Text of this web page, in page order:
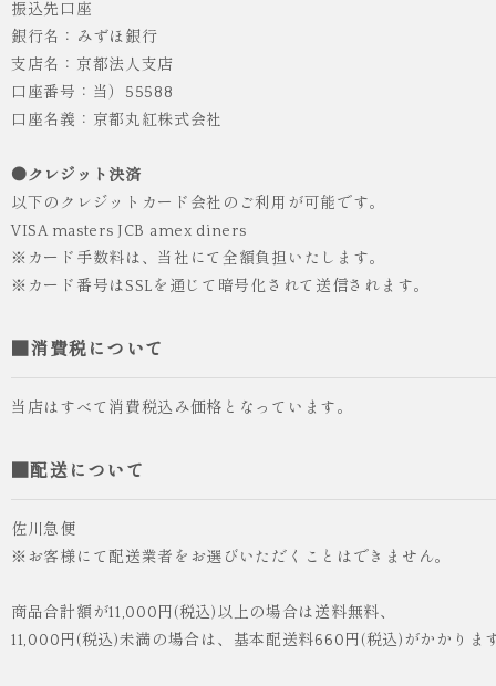
振込先口座
銀行名：みずほ銀行
支店名：京都法人支店
口座番号：当）55588
口座名義：京都丸紅株式会社
●クレジット決済
以下のクレジットカード会社のご利用が可能です。
VISA masters JCB amex diners
※カード手数料は、当社にて全額負担いたします。
※カード番号はSSLを通じて暗号化されて送信されます。
■消費税について
当店はすべて消費税込み価格となっています。
■配送について
佐川急便
※お客様にて配送業者をお選びいただくことはできません。
商品合計額が11,000円(税込)以上の場合は送料無料、
11,000円(税込)未満の場合は、基本配送料660円(税込)がかかりま